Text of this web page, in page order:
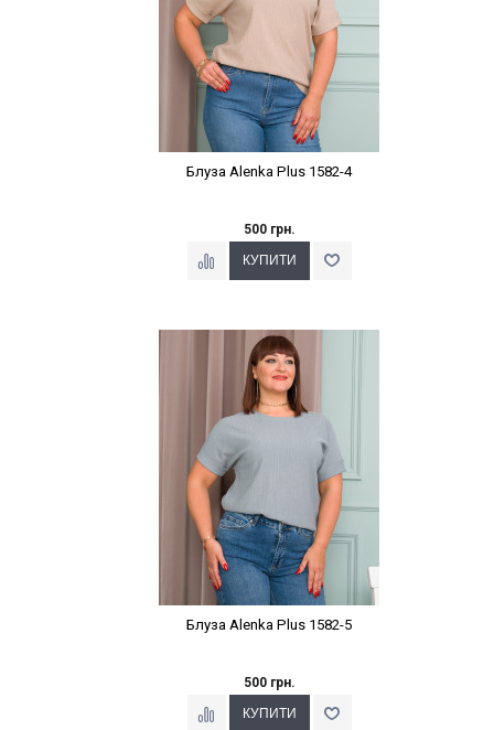
Блуза Alenka Plus 1582-4
500 грн.
Наклейки Варіант з %
Блуза Alenka Plus 1582-5
500 грн.